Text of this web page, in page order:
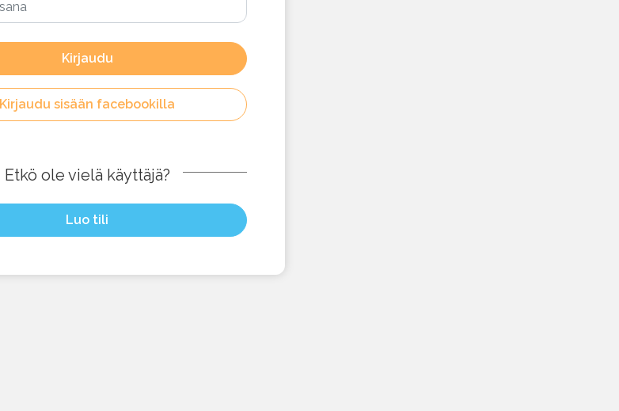
Kirjaudu
Kirjaudu sisään facebookilla
Etkö ole vielä käyttäjä?
Luo tili